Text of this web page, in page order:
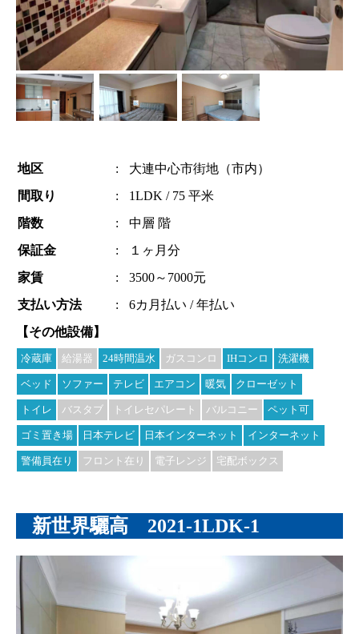
地区 :
大連中心市街地（市内）
間取り
:
1LDK / 75 平米
階数
:
中層 階
保証金
:
１ヶ月分
家賃
:
3500～7000元
支払い方法
:
6カ月払い / 年払い
【その他設備】
冷蔵庫 給湯器 24時間温水 ガスコンロ IHコンロ 洗濯機
ベッド ソファー テレビ エアコン 暖気 クローゼット
トイレ バスタブ トイレセパレート バルコニー ペット可
ゴミ置き場 日本テレビ 日本インターネット インターネット
警備員在り フロント在り 電子レンジ 宅配ボックス
新世界驪高 2021-1LDK-1